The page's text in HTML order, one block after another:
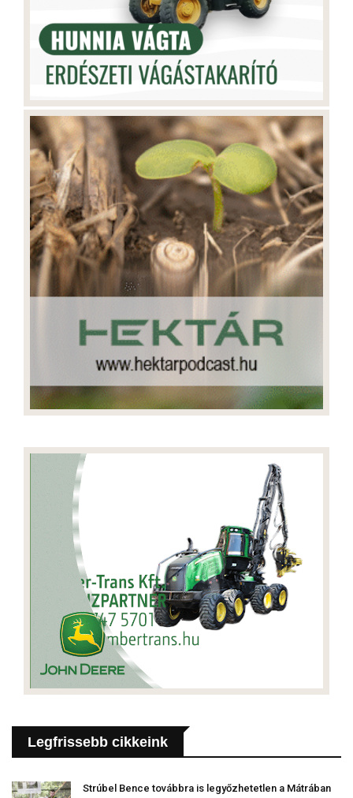
Legfrissebb cikkeink
Strúbel Bence továbbra is legyőzhetetlen a Mátrában